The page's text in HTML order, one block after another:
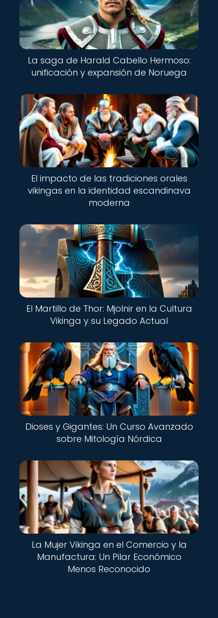
La saga de Harald Cabello Hermoso:
unificación y expansión de Noruega
El impacto de las tradiciones orales
vikingas en la identidad escandinava
moderna
El Martillo de Thor: Mjolnir en la Cultura
Vikinga y su Legado Actual
Dioses y Gigantes: Un Curso Avanzado
sobre Mitología Nórdica
La Mujer Vikinga en el Comercio y la
Manufactura: Un Pilar Económico
Menos Reconocido